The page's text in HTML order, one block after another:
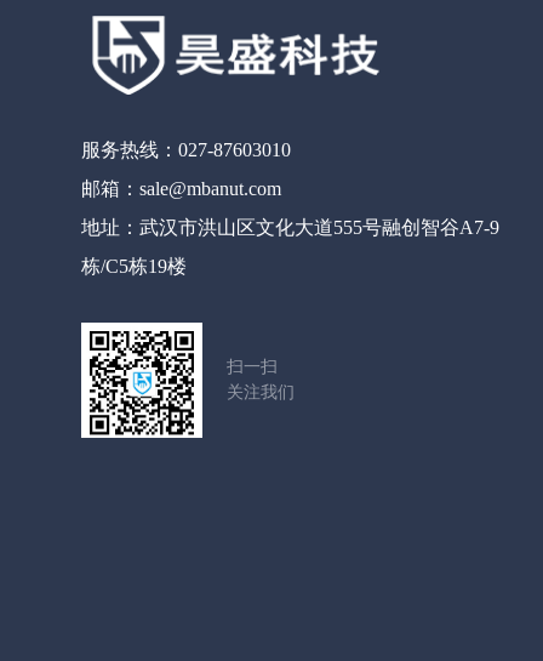
服务热线：027-87603010
邮箱：sale@mbanut.com
地址：武汉市洪山区文化大道555号融创智谷A7-9
栋/C5栋19楼
扫一扫
关注我们